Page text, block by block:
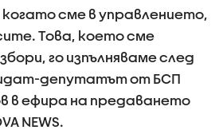
сме в управлението,
Tова, което сме
го изпълняваме след
депутатът от БСП
в ефира на предаването
NEWS.